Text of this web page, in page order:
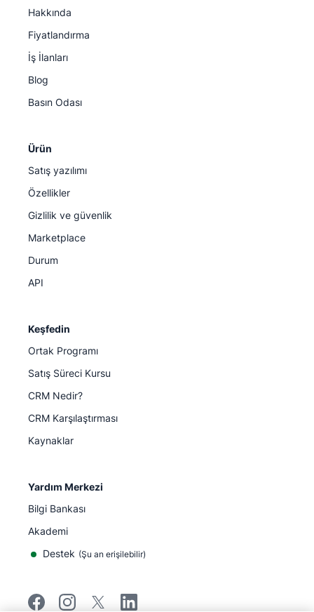
Hakkında
Fiyatlandırma
İş İlanları
Blog
Basın Odası
Ürün
Satış yazılımı
Özellikler
Gizlilik ve güvenlik
Marketplace
Durum
API
Keşfedin
Ortak Programı
Satış Süreci Kursu
CRM Nedir?
CRM Karşılaştırması
Kaynaklar
Yardım Merkezi
Bilgi Bankası
Akademi
Destek (Şu an erişilebilir)